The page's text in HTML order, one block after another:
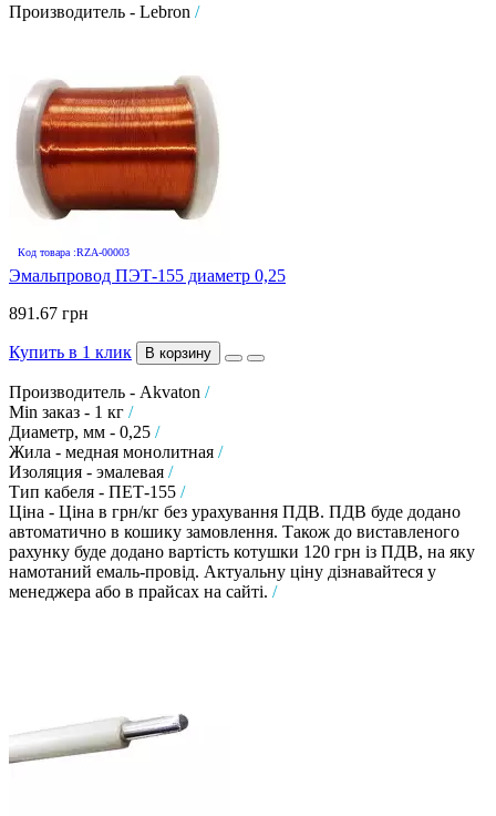
Производитель - Lebron /
Код товара :RZA-00003
Эмальпровод ПЭТ-155 диаметр 0,25
891.67 грн
Купить в 1 клик В корзину
Производитель - Akvaton /
Min заказ - 1 кг /
Диаметр, мм - 0,25 /
Жила - медная монолитная /
Изоляция - эмалевая /
Тип кабеля - ПЕТ-155 /
Ціна - Ціна в грн/кг без урахування ПДВ. ПДВ буде додано
автоматично в кошику замовлення. Також до виставленого
рахунку буде додано вартість котушки 120 грн із ПДВ, на яку
намотаний емаль-провід. Актуальну ціну дізнавайтеся у
менеджера або в прайсах на сайті. /